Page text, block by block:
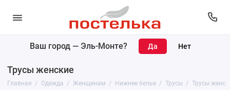
Ваш город — Эль-Монте?
Трусы женские
Главная Одежда Женщинам Нижнее белье Трусы Трусы